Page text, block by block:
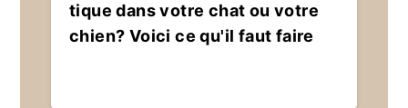
tique dans votre chat ou votre
chien? Voici ce qu'il faut faire